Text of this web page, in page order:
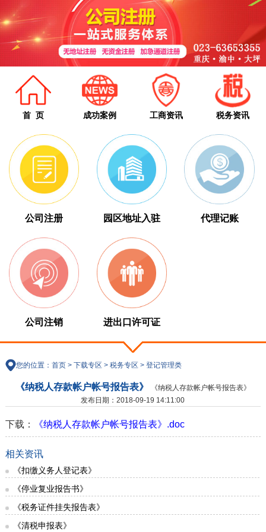
首 页 成功案例 工商资讯 税务资讯
公司注册 园区地址入驻 代理记账
公司注销 进出口许可证
您的位置： 首页> 下载专区> 税务专区> 登记管理类
《纳税人存款帐户帐号报告表》
《纳税人存款帐户帐号报告表》
发布日期：2018-09-19 14:11:00
下载： 《纳税人存款帐户帐号报告表》.doc
相关资讯
《扣缴义务人登记表》
《停业复业报告书》
《税务证件挂失报告表》
《清税申报表》